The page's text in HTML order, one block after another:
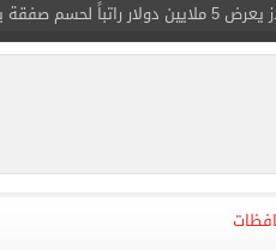
فى امتحانات الدور الثانى
يخوض مباراة ودية أمام جوزتيبي
مران فى معسكر إسبانيا استعداداً
مصر وإسبانيا فى نصف نهائي بطولة